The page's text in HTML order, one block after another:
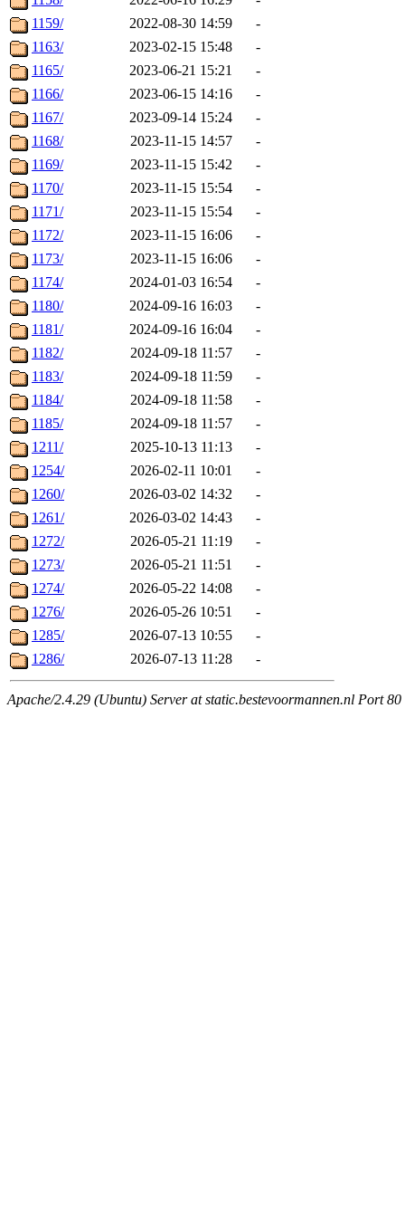
1159/
2022-08-30 14:59
-
1163/
2023-02-15 15:48
-
1165/
2023-06-21 15:21
-
1166/
2023-06-15 14:16
-
1167/
2023-09-14 15:24
-
1168/
2023-11-15 14:57
-
1169/
2023-11-15 15:42
-
1170/
2023-11-15 15:54
-
1171/
2023-11-15 15:54
-
1172/
2023-11-15 16:06
-
1173/
2023-11-15 16:06
-
1174/
2024-01-03 16:54
-
1180/
2024-09-16 16:03
-
1181/
2024-09-16 16:04
-
1182/
2024-09-18 11:57
-
1183/
2024-09-18 11:59
-
1184/
2024-09-18 11:58
-
1185/
2024-09-18 11:57
-
1211/
2025-10-13 11:13
-
1254/
2026-02-11 10:01
-
1260/
2026-03-02 14:32
-
1261/
2026-03-02 14:43
-
1272/
2026-05-21 11:19
-
1273/
2026-05-21 11:51
-
1274/
2026-05-22 14:08
-
1276/
2026-05-26 10:51
-
1285/
2026-07-13 10:55
-
1286/
2026-07-13 11:28 -
Apache/2.4.29 (Ubuntu) Server at static.bestevoormannen.nl Port 80